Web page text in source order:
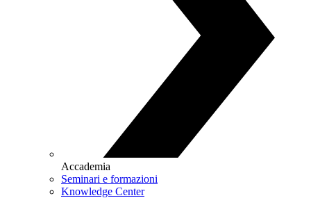
Accademia
Seminari e formazioni
Knowledge Center